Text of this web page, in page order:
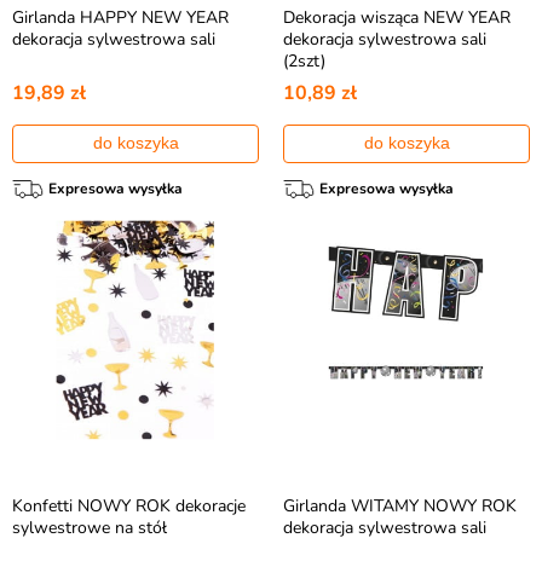
Girlanda HAPPY NEW YEAR
dekoracja sylwestrowa sali
19,89 zł
do koszyka
Expresowa wysyłka
Dekoracja wisząca NEW YEAR
dekoracja sylwestrowa sali
(2szt)
10,89 zł
do koszyka
Expresowa wysyłka
Konfetti NOWY ROK dekoracje
sylwestrowe na stół
Girlanda WITAMY NOWY ROK
dekoracja sylwestrowa sali